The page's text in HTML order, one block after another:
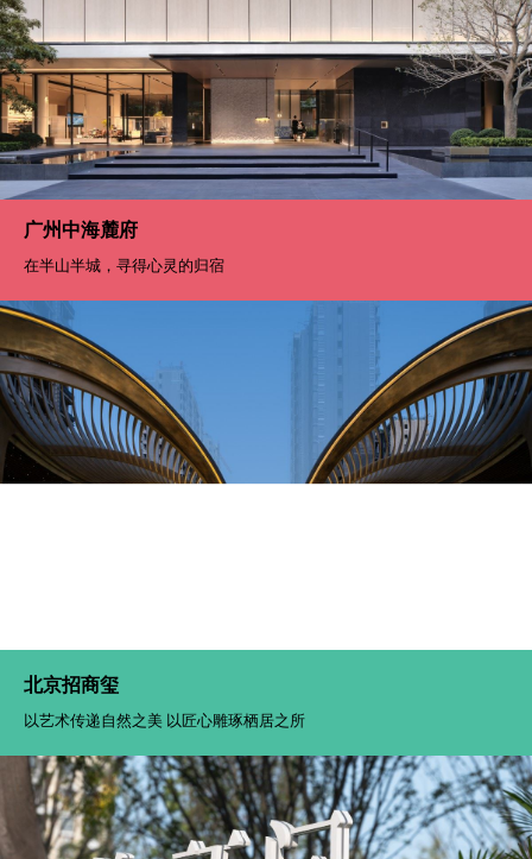
广州中海麓府
在半山半城，寻得心灵的归宿
北京招商玺
以艺术传递自然之美 以匠心雕琢栖居之所